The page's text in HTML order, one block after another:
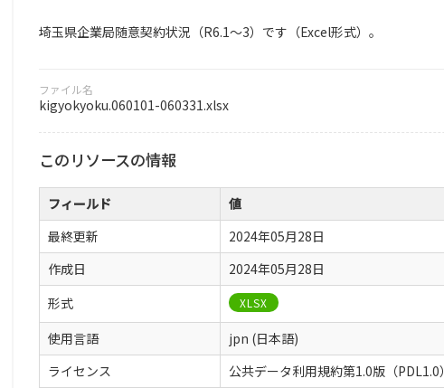
埼玉県企業局随意契約状況（R6.1～3）です（Excel形式）。
ファイル名
kigyokyoku.060101-060331.xlsx
このリソースの情報
フィールド
値
最終更新
2024年05月28日
作成日
2024年05月28日
形式
XLSX
使用言語
jpn (日本語)
ライセンス
公共データ利用規約第1.0版（PDL1.0）